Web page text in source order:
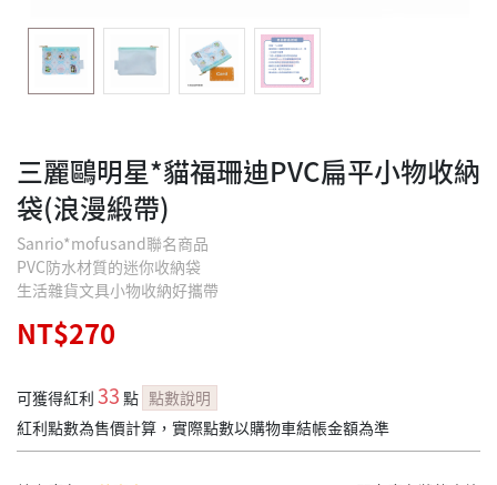
三麗鷗明星*貓福珊迪PVC扁平小物收納
袋(浪漫緞帶)
Sanrio*mofusand聯名商品
PVC防水材質的迷你收納袋
生活雜貨文具小物收納好攜帶
NT$270
可獲得紅利 33 點 點數說明
紅利點數為售價計算，實際點數以購物車結帳金額為準